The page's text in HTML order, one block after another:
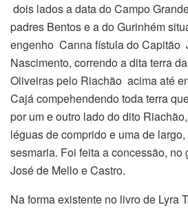
dois lados a data do Campo
padres Bentos e a do Gurinhém
engenho Canna fístula do Capitão
Nascimento, correndo a dita terra
Oliveiras pelo Riachão acima até
Cajá compehendendo toda terra
por um e outro lado do dito
léguas de comprido e uma de
sesmaria. Foi feita a concessão, no
José de Mello e Castro.
Na forma existente no livro de Lyra